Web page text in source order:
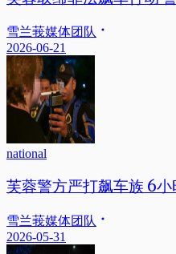
雪兰莪媒体团队
2026-06-21
national
芙蓉警方严打飙车族 6
雪兰莪媒体团队
2026-05-31